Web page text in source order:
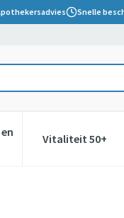
Snelle
categorie
en vitamines
voor
Vitaliteit 50+
Toon